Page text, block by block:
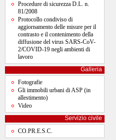
Procedure di sicurezza D.L. n.
81/2008
Protocollo condiviso di
aggiornamento delle misure per il
contrasto e il contenimento della
diffusione del virus SARS-CoV-
2/COVID-19 negli ambienti di
lavoro
Galleria
Fotografie
Gli immobili urbani di ASP (in
allestimento)
Video
Servizio civile
CO.PR.E.S.C.